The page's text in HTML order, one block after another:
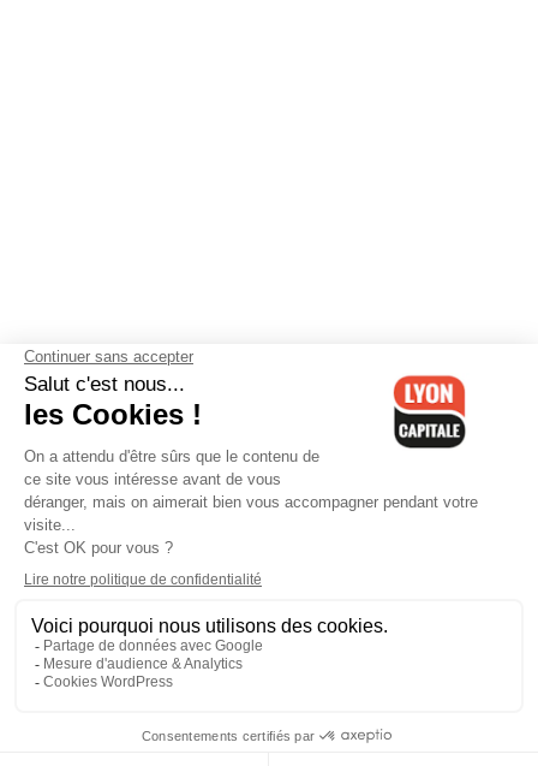
Contactez-nous-Mentions légales-CGV-Politique de
confidentialité-Gestion des cookies
Cedex 06